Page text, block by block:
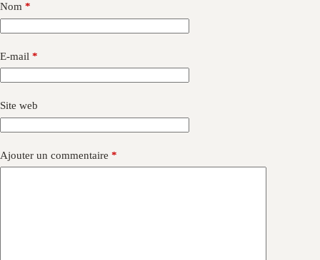
Nom *
E-mail *
Site web
Ajouter un commentaire *